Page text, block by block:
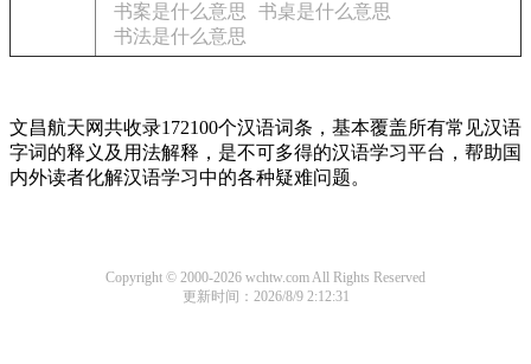
书案是什么意思
书桌是什么意思
书法是什么意思
文昌航天网共收录172100个汉语词条，基本覆盖所有常见汉语
字词的释义及用法解释，是不可多得的汉语学习平台，帮助国
内外读者化解汉语学习中的各种疑难问题。
Copyright © 2000-2026 wchtw.com All Rights Reserved
更新时间：2026/8/9 2:12:31